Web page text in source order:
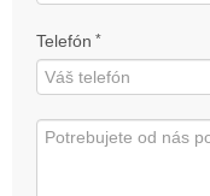
Telefón *